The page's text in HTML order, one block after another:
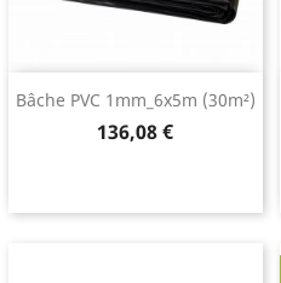
Bâche PVC 1mm_6x5m (30m²)
Prix
136,08 €